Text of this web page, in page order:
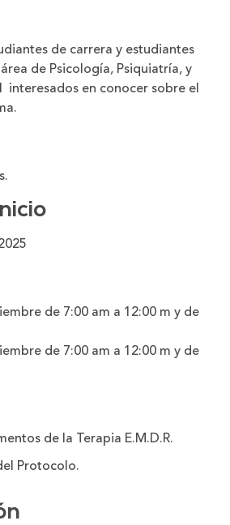
de carrera y estudiantes
de Psicología, Psiquiatría, y
interesados en conocer sobre el
de 7:00 am a 12:00 m y de
de 7:00 am a 12:00 m y de
de la Terapia E.M.D.R.
Protocolo.